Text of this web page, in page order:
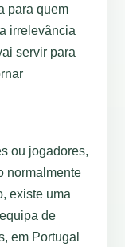
para quem
irrelevância
servir para
ou jogadores,
normalmente
existe uma
de
em Portugal